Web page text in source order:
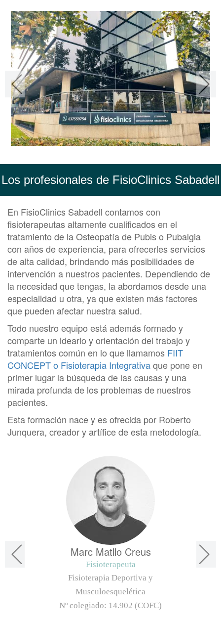
Los profesionales de FisioClinics Sabadell
En FisioClinics Sabadell contamos con
fisioterapeutas altamente cualificados en el
tratamiento de la Osteopatía de Pubis o Pubalgia
con años de experiencia, para ofrecerles servicios
de alta calidad, brindando más posibilidades de
intervención a nuestros pacientes. Dependiendo de
la necesidad que tengas, la abordamos desde una
especialidad u otra, ya que existen más factores
que pueden afectar nuestra salud.
Todo nuestro equipo está además formado y
comparte un ideario y orientación del trabajo y
tratamientos común en lo que llamamos FIIT
CONCEPT o Fisioterapia Integrativaque pone en
primer lugar la búsqueda de las causas y una
mirada profunda de los problemas de nuestros
pacientes.
Esta formación nace y es ofrecida por Roberto
Junquera, creador y artífice de esta metodología.
Marc Matllo Creus
Fisioterapeuta
Fisioterapia Deportiva y
Musculoesquelética
Nº colegiado: 14.902 (COFC)